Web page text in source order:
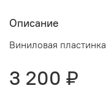
Описание
Виниловая пластинка
3 200 ₽